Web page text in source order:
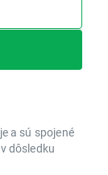
a sú spojené
dôsledku